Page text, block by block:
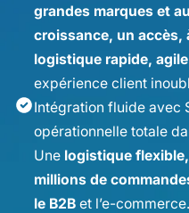
grandes marques et
croissance, un accès,
logistique rapide,
expérience client
Intégration fluide avec
opérationnelle totale
Une logistique
millions de
le B2Bet l’e-commerce.